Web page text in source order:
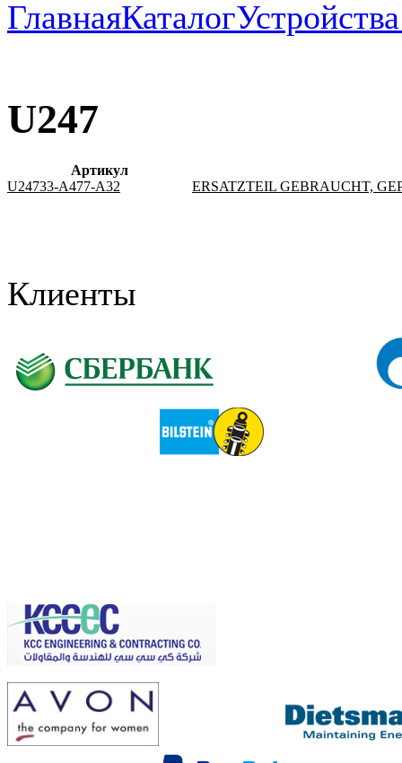
ГлавнаяКаталог
U247
Артикул
U24733-A477-A32
ERSATZTEIL GEBRAUCHT,
Клиенты